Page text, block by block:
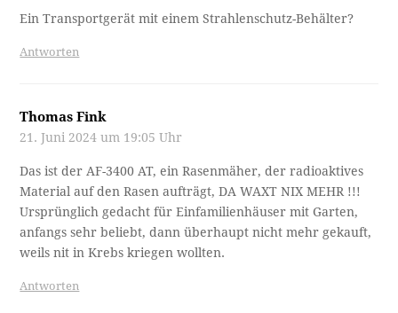
Ein Transportgerät mit einem Strahlenschutz-Behälter?
Antworten
Thomas Fink
21. Juni 2024 um 19:05 Uhr
Das ist der AF-3400 AT, ein Rasenmäher, der radioaktives
Material auf den Rasen aufträgt, DA WAXT NIX MEHR !!!
Ursprünglich gedacht für Einfamilienhäuser mit Garten,
anfangs sehr beliebt, dann überhaupt nicht mehr gekauft,
weils nit in Krebs kriegen wollten.
Antworten